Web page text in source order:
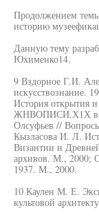
Продолжением
историю
Данную тему
Юхименко14.
9 Вздорное Г.И.
искусствознание.
История открытия
ЖНВОПИСИ.Х1Х в.
Олсуфьев //
Кызласова И. Л.
Византии и
архивов. М., 2000;
1937. М., 2000.
10 Каулен М. Е.
культовой